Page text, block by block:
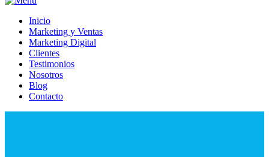
Inicio
Marketing y Ventas
Marketing Digital
Clientes
Testimonios
Nosotros
Blog
Contacto